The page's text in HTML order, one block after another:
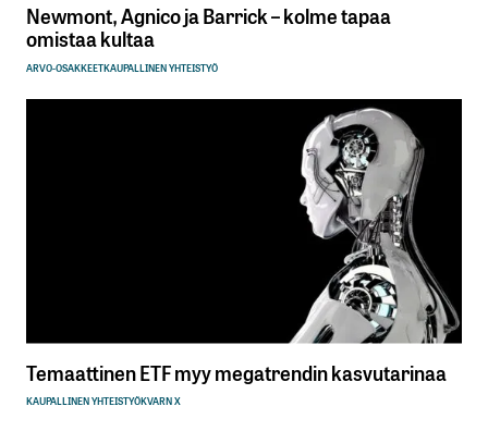
Newmont, Agnico ja Barrick – kolme tapaa
omistaa kultaa
ARVO-OSAKKEETKAUPALLINEN YHTEISTYÖ
Temaattinen ETF myy megatrendin kasvutarinaa
KAUPALLINEN YHTEISTYÖKVARN X